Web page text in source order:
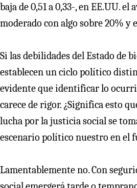
baja de 0,51 a 0,33-, en EE.UU. el
moderado con algo sobre 20% y
Si las debilidades del Estado de
establecen un ciclo político
evidente que identificar lo
carece de rigor. ¿Significa esto
lucha por la justicia social se
escenario político nuestro en el
Lamentablemente no. Con